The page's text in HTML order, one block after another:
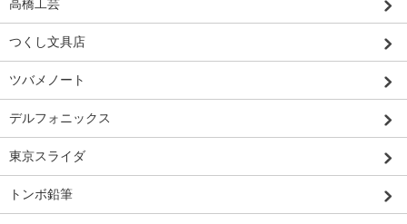
高橋工芸
つくし文具店
ツバメノート
デルフォニックス
東京スライダ
トンボ鉛筆